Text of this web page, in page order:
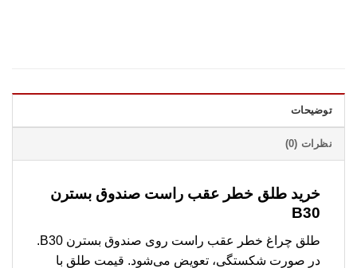
توضیحات
نظرات (0)
خرید طلق خطر عقب راست صندوق بسترن
B30
طلق چراغ خطر عقب راست روی صندوق بسترن B30.
در صورت شکستگی، تعویض می‌شود. قیمت طلق با